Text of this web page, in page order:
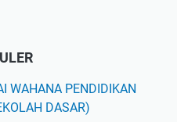
WAHANA PENDIDIKAN
DASAR)